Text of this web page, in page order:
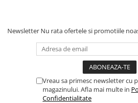
Foarfeci de mana
Galeti de lucru si accesorii
Imbusi si seturi de imbusi
Patenti, clesti si sfici
Pile de mana
Newsletter Nu rata ofertele si promotiile
Vreau sa primesc newsletter cu
magazinului. Afla mai multe in
Confidentialitate